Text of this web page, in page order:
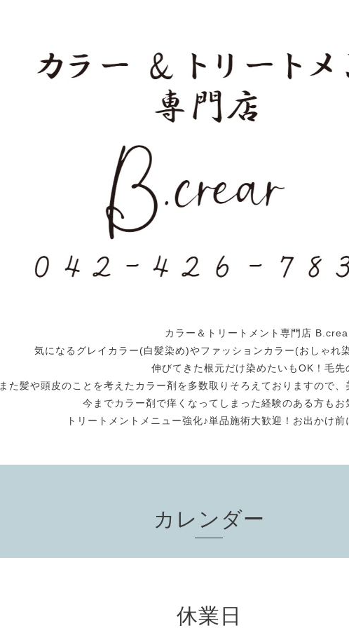
カラー＆トリートメント専門店
気になるグレイカラー(白髪染め)やファッションカラー(おしゃれ
伸びてきた根元だけ染めたいもOK！毛先
また髪や頭皮のことを考えたカラー剤を多数取りそろえておりますので、
今までカラー剤で痒くなってしまった経験のある方もお
トリートメントメニュー強化♪単品施術大歓迎！お出かけ前
カレンダー
休業日